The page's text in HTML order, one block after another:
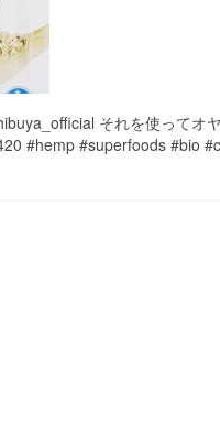
それを使って
#hemp #superfoods #bio